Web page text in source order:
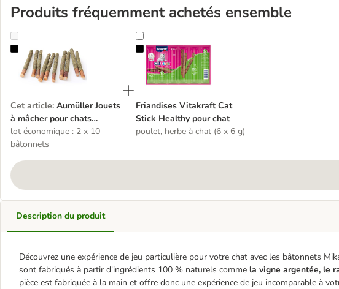
Produits fréquemment achetés ensemble
Aumüller Jouets à mâcher pour chats Mikado
Cet article: Aumüller Jouets
à mâcher pour chats
Mikado
lot économique : 2 x 10
bâtonnets
Friandises Vitakraft Cat Stick Healthy pour chat
Friandises Vitakraft Cat
Stick Healthy pour chat
poulet, herbe à chat (6 x 6 g)
Description du produit
Découvrez une expérience de jeu particulière pour votre chat avec les bâtonnets
sont fabriqués à partir d'ingrédients 100 % naturels comme la vigne argentée, le
pièce est fabriquée à la main et offre donc une expérience de jeu incomparable à